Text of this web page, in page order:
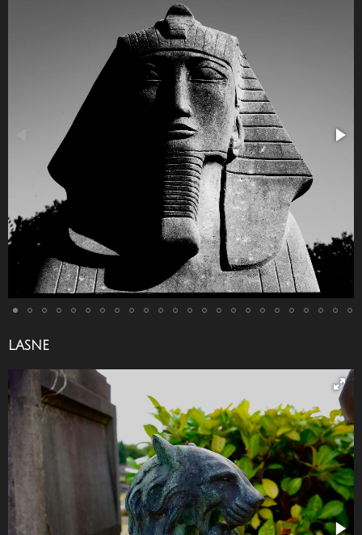
LASNE